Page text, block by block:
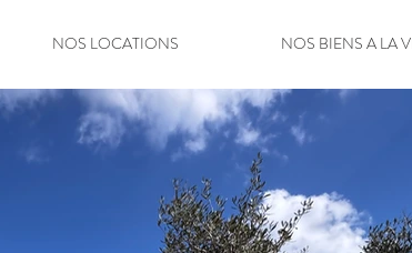
NOS LOCATIONS NOS BIENS A LA